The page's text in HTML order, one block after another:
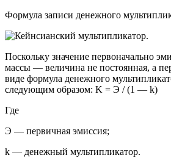
Формула записи денежного
Поскольку значение первоначально
массы — величина не постоянная, а
виде формула денежного
следующим образом: K = Э / (1 — k)
Где
Э — первичная эмиссия;
k — денежный мультипликатор.